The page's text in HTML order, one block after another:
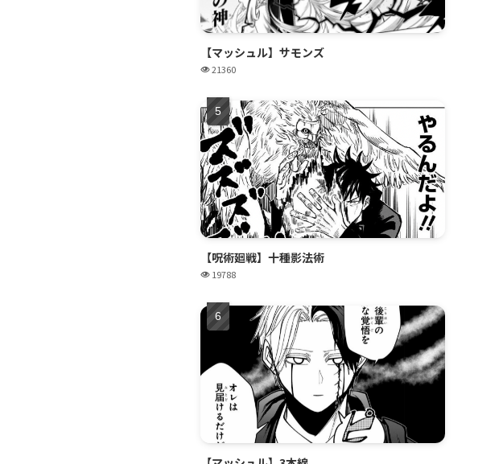
【マッシュル】サモンズ
21360
【呪術廻戦】十種影法術
19788